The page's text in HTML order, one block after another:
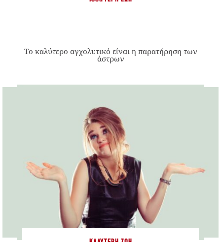
Το καλύτερο αγχολυτικό είναι η παρατήρηση των
άστρων